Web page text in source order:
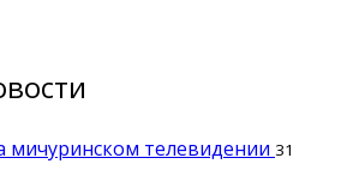
телевидении 31